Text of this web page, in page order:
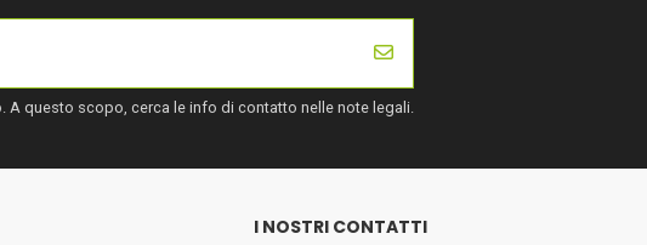
A questo scopo, cerca le info di contatto nelle note legali.
I NOSTRI CONTATTI